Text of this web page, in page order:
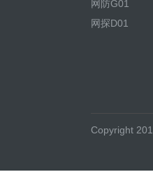
网防G01
网探D01
Copyright